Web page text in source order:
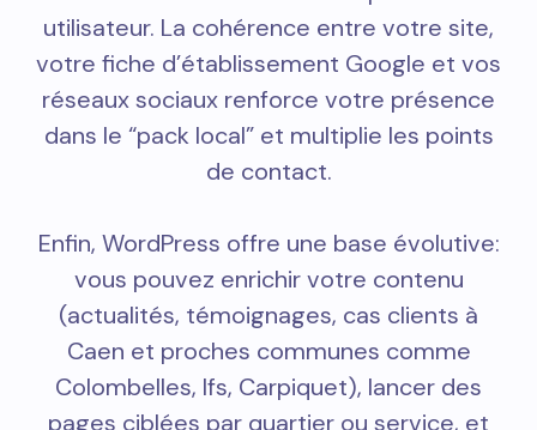
utilisateur. La cohérence entre votre site,
votre fiche d’établissement Google et vos
réseaux sociaux renforce votre présence
dans le “pack local” et multiplie les points
de contact.
Enfin, WordPress offre une base évolutive:
vous pouvez enrichir votre contenu
(actualités, témoignages, cas clients à
Caen et proches communes comme
Colombelles, Ifs, Carpiquet), lancer des
pages ciblées par quartier ou service, et